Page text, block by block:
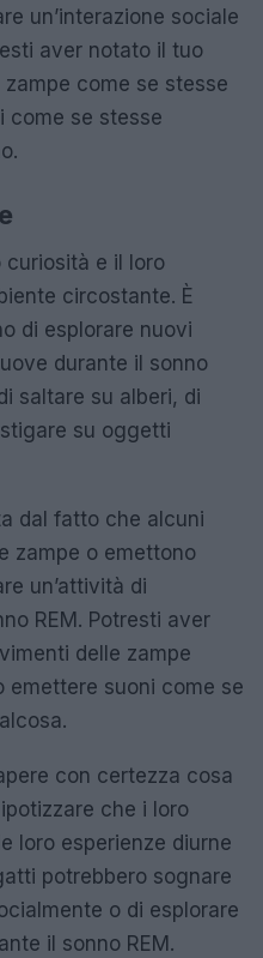
un’interazione sociale
aver notato il tuo
come se stesse
come se stesse
curiosità e il loro
circostante. È
di esplorare nuovi
durante il sonno
saltare su alberi, di
su oggetti
dal fatto che alcuni
zampe o emettono
un’attività di
REM. Potresti aver
delle zampe
emettere suoni come se
con certezza cosa
che i loro
loro esperienze diurne
potrebbero sognare
o di esplorare
il sonno REM.